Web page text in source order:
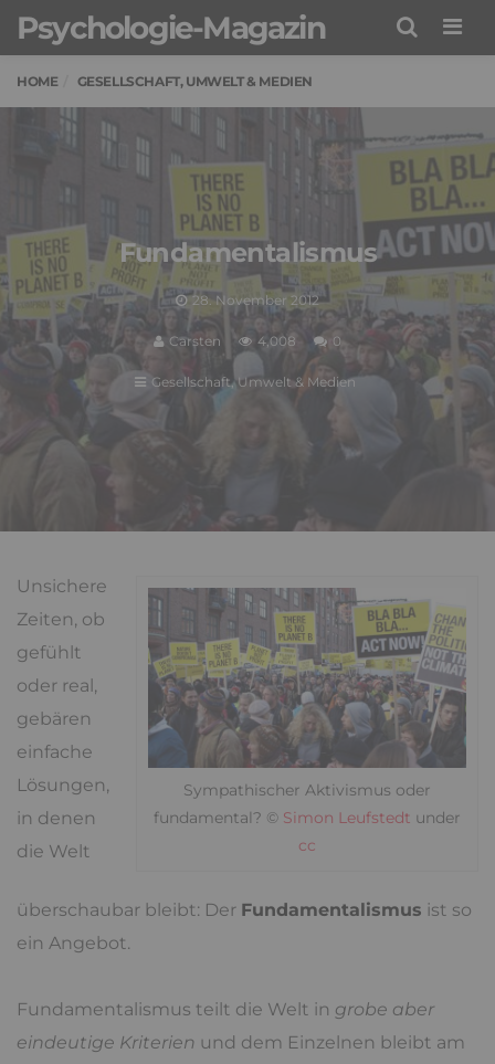
Psychologie-Magazin
HOME GESELLSCHAFT, UMWELT & MEDIEN
Fundamentalismus
28. November 2012
Carsten 4,008 0
Gesellschaft, Umwelt & Medien
Sympathischer Aktivismus oder
fundamental? © Simon Leufstedt under
cc
Unsichere
Zeiten, ob
gefühlt
oder real,
gebären
einfache
Lösungen,
in denen
die Welt
überschaubar bleibt: Der Fundamentalismus ist so
ein Angebot.
Fundamentalismus teilt die Welt in grobe aber
eindeutige Kriterien und dem Einzelnen bleibt am